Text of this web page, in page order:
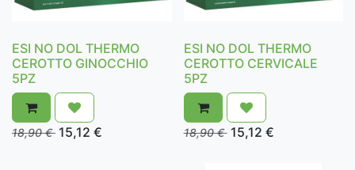
ESI NO DOL THERMO
CEROTTO GINOCCHIO
5PZ
18,90€ 15,12 €
ESI NO DOL THERMO
CEROTTO CERVICALE
5PZ
18,90€ 15,12 €